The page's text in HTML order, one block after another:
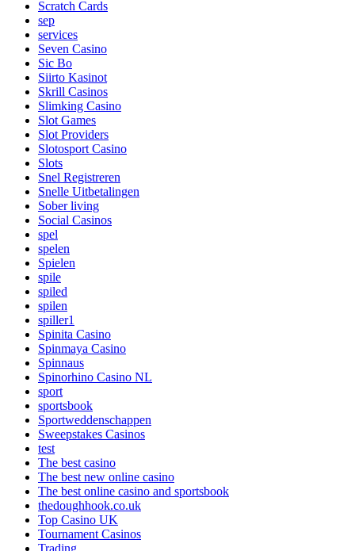
Scratch Cards
sep
services
Seven Casino
Sic Bo
Siirto Kasinot
Skrill Casinos
Slimking Casino
Slot Games
Slot Providers
Slotosport Casino
Slots
Snel Registreren
Snelle Uitbetalingen
Sober living
Social Casinos
spel
spelen
Spielen
spile
spiled
spilen
spiller1
Spinita Casino
Spinmaya Casino
Spinnaus
Spinorhino Casino NL
sport
sportsbook
Sportweddenschappen
Sweepstakes Casinos
test
The best casino
The best new online casino
The best online casino and sportsbook
thedoughhook.co.uk
Top Casino UK
Tournament Casinos